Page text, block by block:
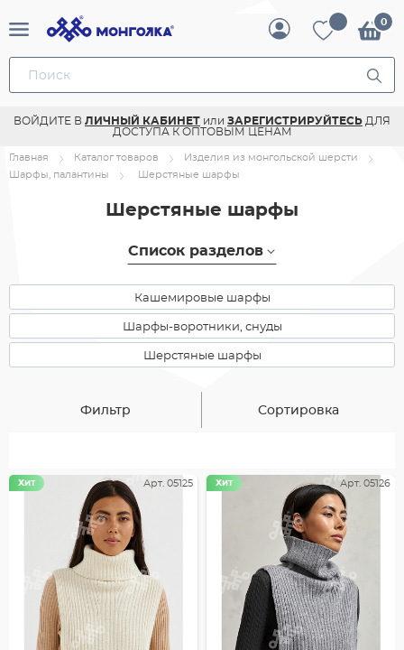
ВОЙДИТЕ В ЛИЧНЫЙ КАБИНЕТ или ЗАРЕГИСТРИРУЙТЕСЬ ДЛЯ
ДОСТУПА К ОПТОВЫМ ЦЕНАМ
Главная Каталог товаров
Изделия из монгольской шерсти
Шарфы, палантины
Шерстяные шарфы
Шерстяные шарфы
Список разделов
Кашемировые шарфы
Шарфы-воротники, снуды
Шерстяные шарфы
Фильтр Сортировка
Арт. 05125
Хит Арт. 05126
Хит